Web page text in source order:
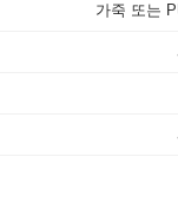
가죽 또는